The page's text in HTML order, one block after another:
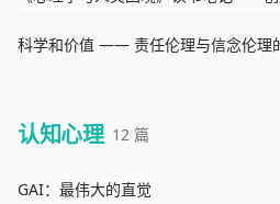
认知心理 12 篇
GAI：最伟大的直觉